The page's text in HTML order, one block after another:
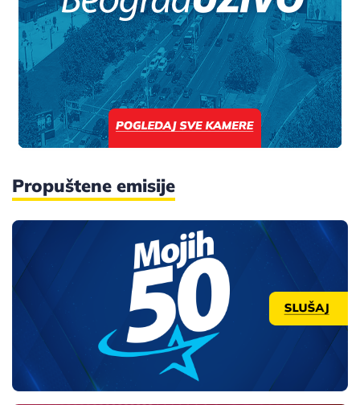
Propuštene emisije